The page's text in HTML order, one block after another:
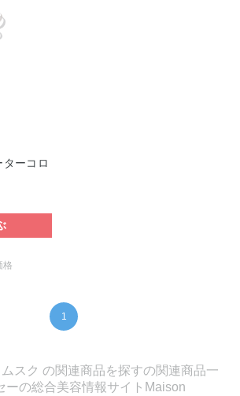
ーコロ
格
1
スク の関連商品を探すの関連商品一
ーの総合美容情報サイトMaison